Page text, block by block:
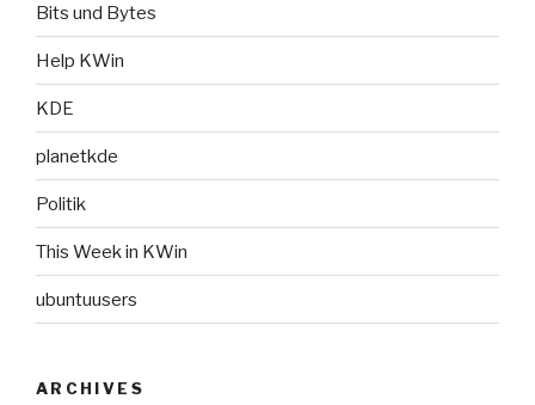
Bits und Bytes
Help KWin
KDE
planetkde
Politik
This Week in KWin
ubuntuusers
ARCHIVES